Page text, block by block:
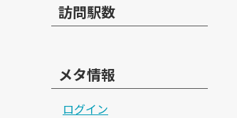
訪問駅数
メタ情報
ログイン